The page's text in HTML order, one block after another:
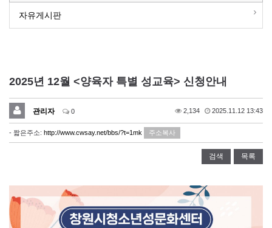
자유게시판
2025년 12월 <양육자 특별 성교육> 신청안내
관리자 0 2,134 2025.11.12 13:43
- 짧은주소: http://www.cwsay.net/bbs/?t=1mk 주소복사
검색 목록